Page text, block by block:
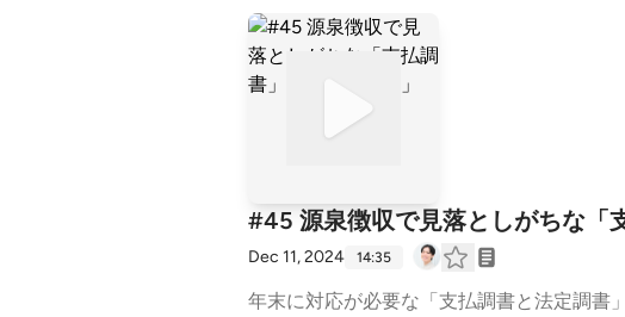
の土台づくりを支援する番組です。 ▼番組へのお便り ご感想やトークテーマのリクエストなどお待ちしております！⁠⁠⁠https://form
s.gle/tsJdnqJTcZcUYFUe8⁠⁠⁠ ▼パーソナリティ ・⁠⁠⁠⁠⁠畠山謙人⁠⁠⁠⁠⁠（税理士・公認会計士） ⁠⁠⁠https://x.com/kandmybike⁠⁠⁠ ・⁠⁠⁠⁠⁠稲荷田和也⁠⁠⁠⁠⁠（St
artPods） ⁠⁠⁠https://x.com/oinariiisan⁠⁠⁠
#45 源泉徴収で見落としがちな「
Dec 11, 2024 14:35
年末に対応が必要な「支払調書と法定調書